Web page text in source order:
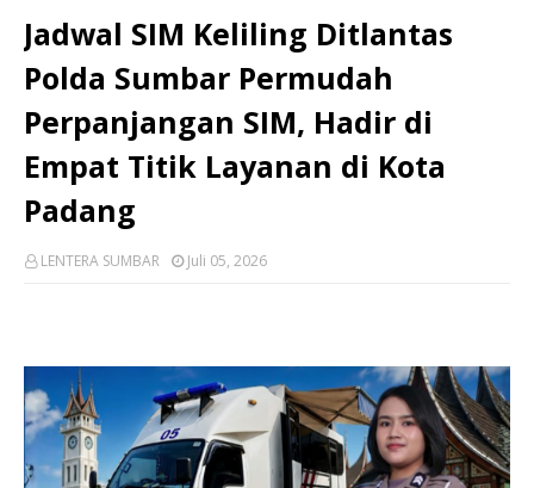
Jadwal SIM Keliling Ditlantas
Polda Sumbar Permudah
Perpanjangan SIM, Hadir di
Empat Titik Layanan di Kota
Padang
LENTERA SUMBAR Juli 05, 2026